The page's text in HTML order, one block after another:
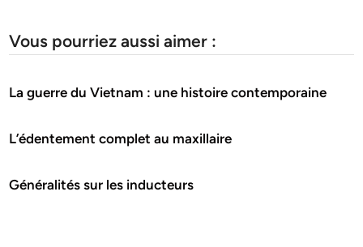
Vous pourriez aussi aimer :
La guerre du Vietnam : une histoire contemporaine
L’édentement complet au maxillaire
Généralités sur les inducteurs